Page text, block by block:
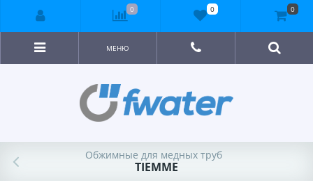
МЕНЮ
Обжимные для медных труб
TIEMME
0 0 0